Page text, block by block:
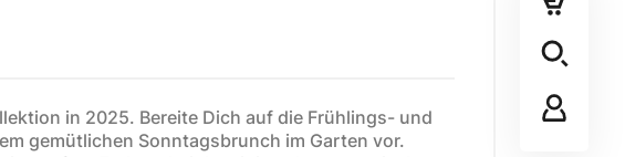
Kunstleder
Stoffpanel
in 2025. Bereite Dich auf die Frühlings- und
gemütlichen Sonntagsbrunch im Garten vor.